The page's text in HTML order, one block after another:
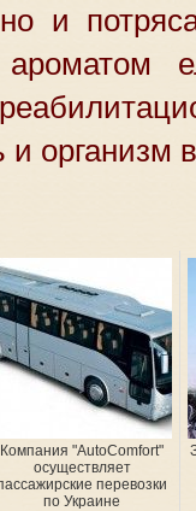
и
ароматом
и организм
Компания "AutoComfort"
осуществляет
перевозки
по Украине